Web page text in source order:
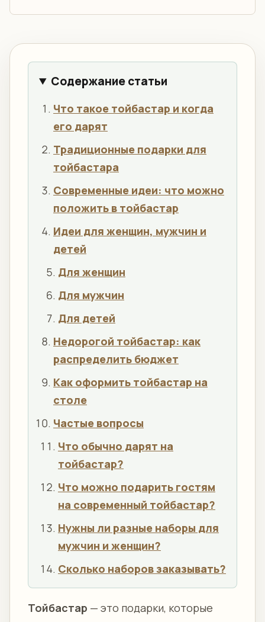
Содержание статьи
Что такое тойбастар и когда
его дарят
Традиционные подарки для
тойбастара
Современные идеи: что можно
положить в тойбастар
Идеи для женщин, мужчин и
детей
Для женщин
Для мужчин
Для детей
Недорогой тойбастар: как
распределить бюджет
Как оформить тойбастар на
столе
Частые вопросы
Что обычно дарят на
тойбастар?
Что можно подарить гостям
на современный тойбастар?
Нужны ли разные наборы для
мужчин и женщин?
Сколько наборов заказывать?
Тойбастар — это подарки, которые